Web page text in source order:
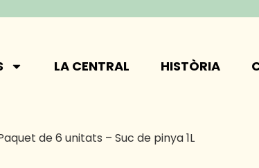
LA CENTRAL HISTÒRIA
de 6 unitats – Suc de pinya 1L